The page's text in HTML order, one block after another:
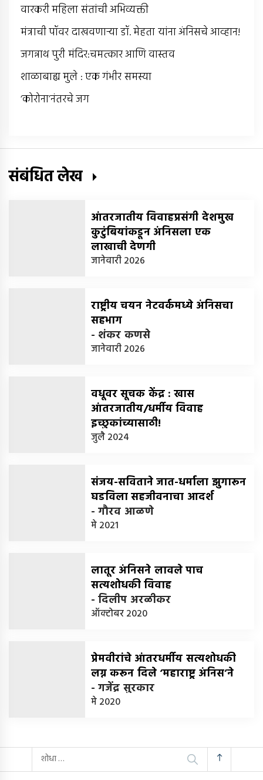
वारकरी महिला संतांची अभिव्यक्ती
मंत्राची पॉवर दाखवणार्‍या डॉ. मेहता यांना अंनिसचे आव्हान!
जगन्नाथ पुरी मंदिर:चमत्कार आणि वास्तव
शाळाबाह्य मुले : एक गंभीर समस्या
‘कोरोना’नंतरचे जग
संबंधित लेख
आंतरजातीय विवाहप्रसंगी देशमुख
कुटुंबियांकडून अंनिसला एक
लाखाची देणगी
-
जानेवारी 2026
राष्ट्रीय चयन नेटवर्कमध्ये अंनिसचा
सहभाग
- शंकर कणसे
जानेवारी 2026
वधूवर सूचक केंद्र : खास
आंतरजातीय/धर्मीय विवाह
इच्छुकांच्यासाठी!
-डॉ. हमीद दाभोलकर
जुलै 2024
संजय-सविताने जात-धर्माला झुगारून
घडविला सहजीवनाचा आदर्श
-गौरव आळणे
मे 2021
लातूर अंनिसने लावले पाच
सत्यशोधकी विवाह
-दिलीप अरळीकर
ऑक्टोबर 2020
प्रेमवीरांचे आंतरधर्मीय सत्यशोधकी
लग्न करून दिले ‘महाराष्ट्र अंनिस’ने
-गजेंद्र सुरकार
मे 2020
यांचा
शोध